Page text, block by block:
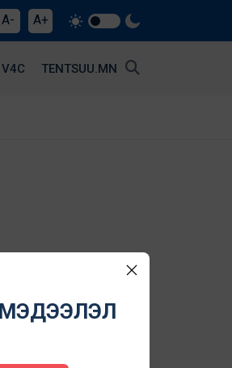
A- A+
V4С TENTSUU.MN
МЭДЭЭЛЭЛ